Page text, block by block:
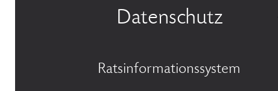
Datenschutz
Ratsinformationssystem